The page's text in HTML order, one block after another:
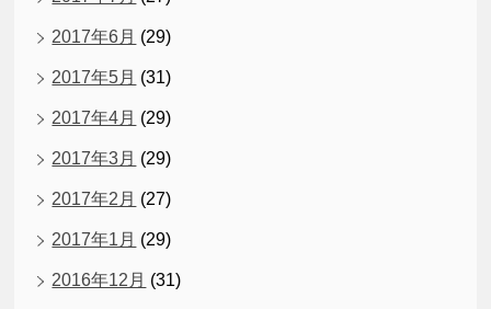
2017年6月 (29)
2017年5月 (31)
2017年4月 (29)
2017年3月 (29)
2017年2月 (27)
2017年1月 (29)
2016年12月 (31)